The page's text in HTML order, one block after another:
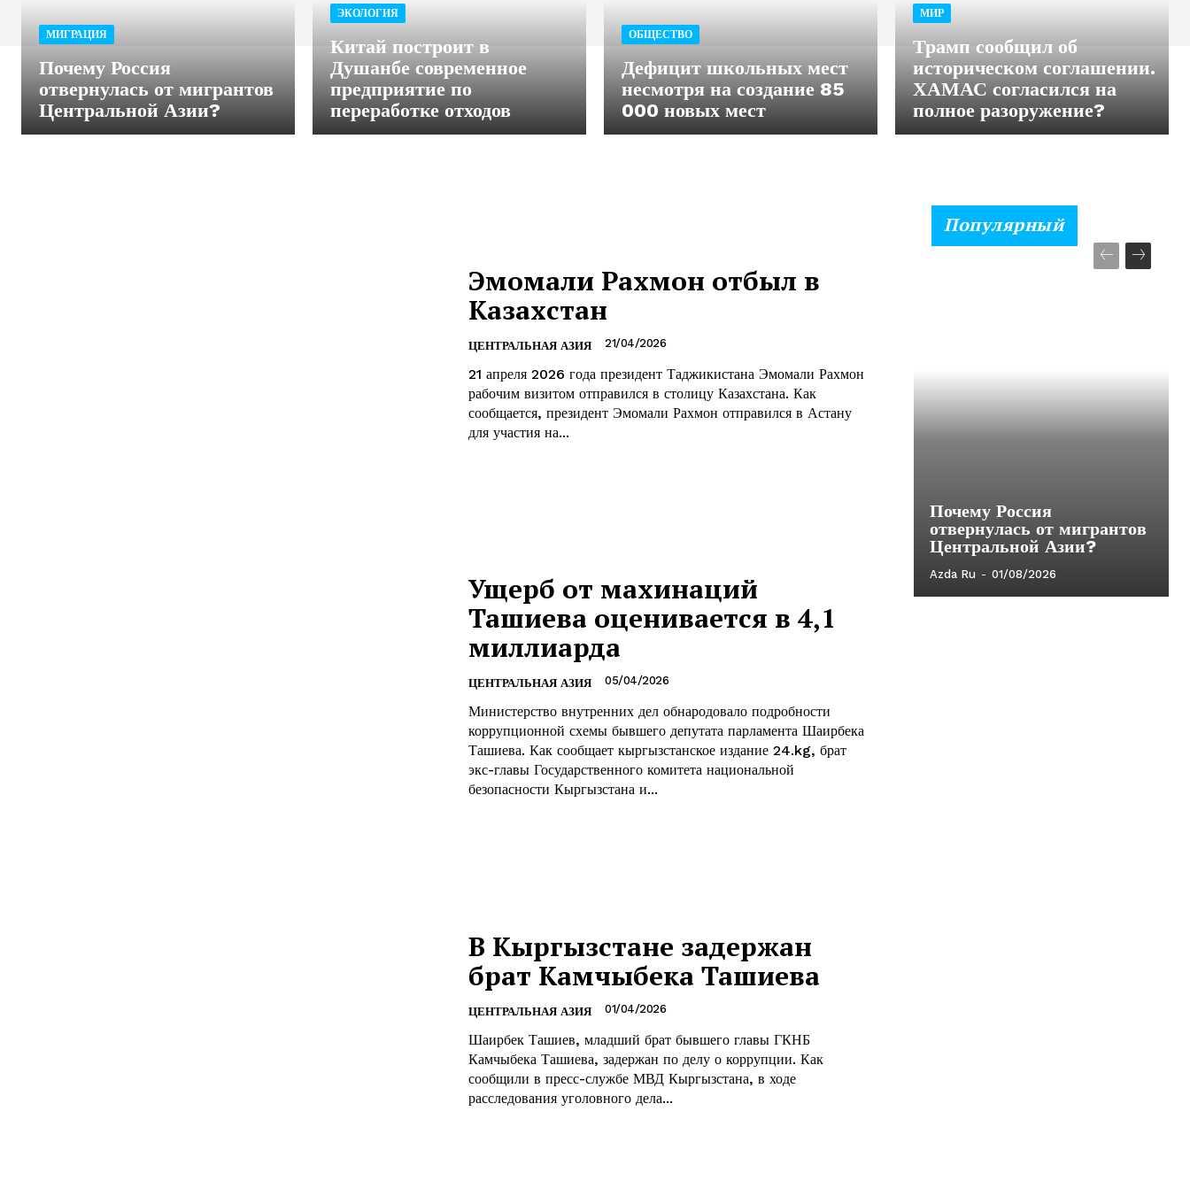
МИГРАЦИЯ
Почему Россия
отвернулась от мигрантов
Центральной Азии?
ЭКОЛОГИЯ
Китай построит в
Душанбе современное
предприятие по
переработке отходов
ОБЩЕСТВО
Дефицит школьных мест
несмотря на создание 85
000 новых мест
МИР
Трамп сообщил об
историческом соглашении.
ХАМАС согласился на
полное разоружение?
Эмомали Рахмон отбыл в
Казахстан
ЦЕНТРАЛЬНАЯ АЗИЯ 21/04/2026
21 апреля 2026 года президент Таджикистана Эмомали Рахмон
рабочим визитом отправился в столицу Казахстана. Как
сообщается, президент Эмомали Рахмон отправился в Астану
для участия на...
Ущерб от махинаций
Ташиева оценивается в 4,1
миллиарда
ЦЕНТРАЛЬНАЯ АЗИЯ 05/04/2026
Министерство внутренних дел обнародовало подробности
коррупционной схемы бывшего депутата парламента Шаирбека
Ташиева. Как сообщает кыргызстанское издание 24.kg, брат
экс-главы Государственного комитета национальной
безопасности Кыргызстана и...
В Кыргызстане задержан
брат Камчыбека Ташиева
ЦЕНТРАЛЬНАЯ АЗИЯ 01/04/2026
Шаирбек Ташиев, младший брат бывшего главы ГКНБ
Камчыбека Ташиева, задержан по делу о коррупции. Как
сообщили в пресс-службе МВД Кыргызстана, в ходе
расследования уголовного дела...
Популярный
Почему Россия
отвернулась от мигрантов
Центральной Азии?
Azda Ru - 01/08/2026